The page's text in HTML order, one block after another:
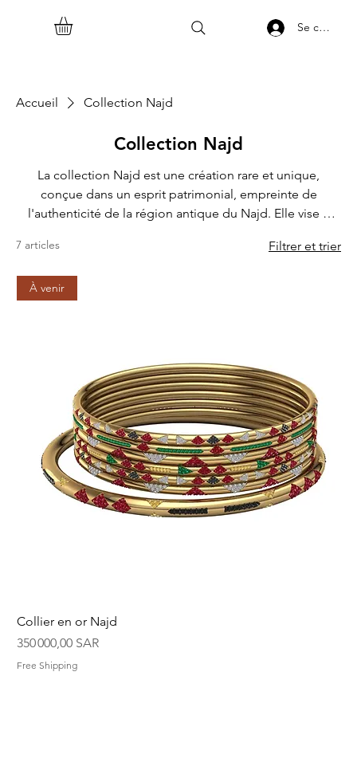
Se
Accueil Collection Najd
Collection Najd
La collection Najd est une création rare et unique,
conçue dans un esprit patrimonial, empreinte de
l'authenticité de la région antique du Najd. Elle vise à
envoûtantes de l'art « Sadu ». Elle est l'ambassadrice des
7 articles Filtrer et trier
À venir
Collier en or Najd
Prix
350 000,00 SAR
Free Shipping